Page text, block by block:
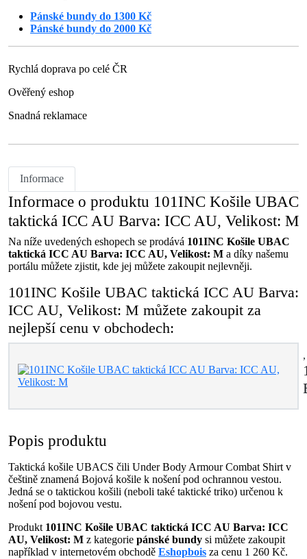
Pánské bundy do 1300 Kč
Pánské bundy do 2000 Kč
Rychlá doprava po celé ČR
Ověřený eshop
Snadná reklamace
Informace
Informace o produktu 101INC Košile UBAC
taktická ICC AU Barva: ICC AU, Velikost: M
Na níže uvedených eshopech se prodává 101INC Košile UBAC
taktická ICC AU Barva: ICC AU, Velikost: M a díky našemu
portálu můžete zjistit, kde jej můžete zakoupit nejlevněji.
101INC Košile UBAC taktická ICC AU Barva:
ICC AU, Velikost: M můžete zakoupit za
nejlepší cenu v obchodech:
Popis produktu
Taktická košile UBACS čili Under Body Armour Combat Shirt v
češtině znamená Bojová košile k nošení pod ochrannou vestou.
Jedná se o taktickou košili (neboli také taktické triko) určenou k
nošení pod bojovou vestu.
Produkt 101INC Košile UBAC taktická ICC AU Barva: ICC
AU, Velikost: M z kategorie pánské bundy si můžete zakoupit
například v internetovém obchodě Eshopbois za cenu 1 260 Kč.